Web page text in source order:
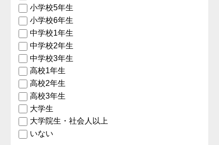
小学校5年生
小学校6年生
中学校1年生
中学校2年生
中学校3年生
高校1年生
高校2年生
高校3年生
大学生
大学院生・社会人以上
いない